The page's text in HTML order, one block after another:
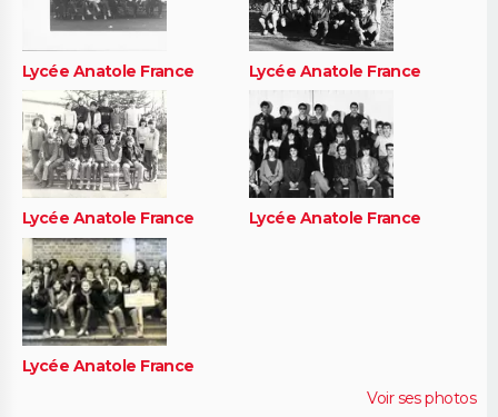
Lycée Anatole France Lycée Anatole France
Lycée Anatole France Lycée Anatole France
Lycée Anatole France
Voir ses photos